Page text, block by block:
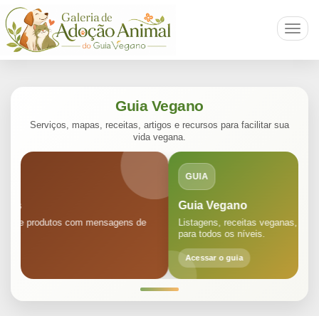
Guia Vegano
Serviços, mapas, receitas, artigos e recursos para facilitar sua
vida vegana.
Listagens, receitas veganas, artigos, informação e conteúdo